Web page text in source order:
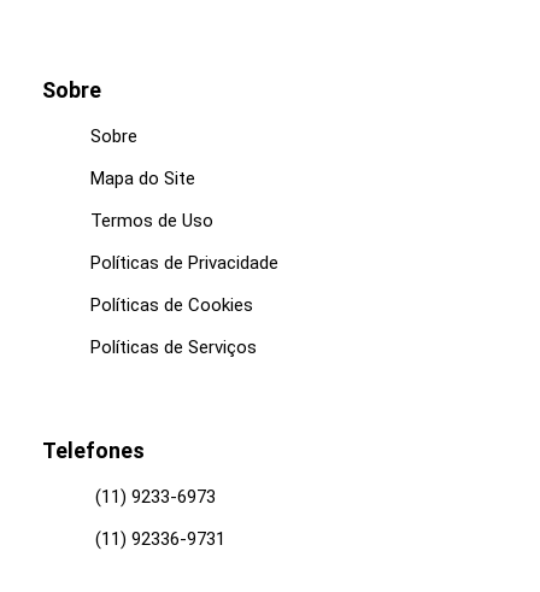
Sobre
Sobre
Mapa do Site
Termos de Uso
Políticas de Privacidade
Políticas de Cookies
Políticas de Serviços
Telefones
(11) 9233-6973
(11) 92336-9731